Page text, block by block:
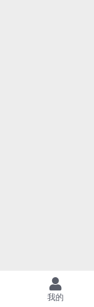
我的